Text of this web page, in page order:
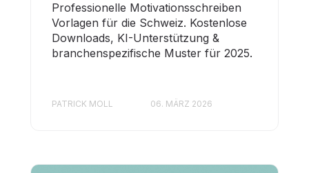
Professionelle Motivationsschreiben
Vorlagen für die Schweiz. Kostenlose
Downloads, KI-Unterstützung &
branchenspezifische Muster für 2025.
PATRICK MOLL 06. MÄRZ 2026